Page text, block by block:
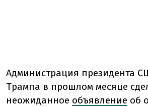
Администрация президента
Трампа в прошлом месяце
неожиданное объявление об